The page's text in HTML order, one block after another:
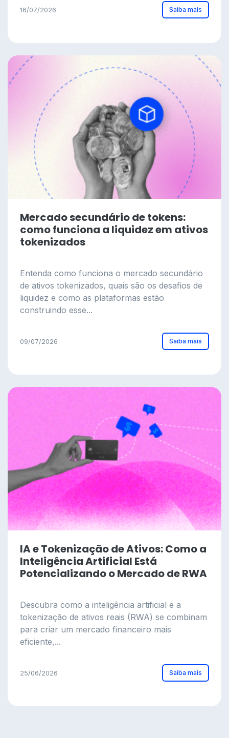
16/07/2026 Saiba mais
Mercado secundário de tokens:
como funciona a liquidez em ativos
tokenizados
Entenda como funciona o mercado secundário
de ativos tokenizados, quais são os desafios de
liquidez e como as plataformas estão
construindo esse...
09/07/2026 Saiba mais
IA e Tokenização de Ativos: Como a
Inteligência Artificial Está
Potencializando o Mercado de RWA
Descubra como a inteligência artificial e a
tokenização de ativos reais (RWA) se combinam
para criar um mercado financeiro mais
eficiente,...
25/06/2026 Saiba mais